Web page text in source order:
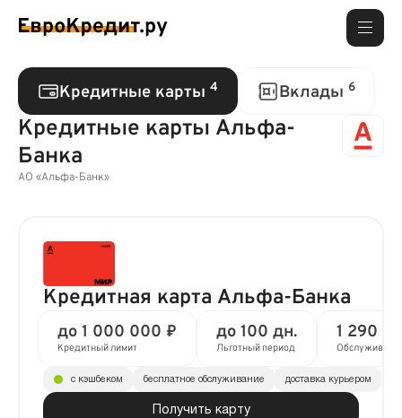
Кредитные карты 4 Вклады 6
Кредитные карты Альфа-
Банка
АО «Альфа-Банк»
Кредитная карта Альфа-Банка
до 1 000 000 ₽
Кредитный лимит
до 100 дн.
Льготный период
1 290 ₽
Получить карту
с кэшбеком бесплатное обслуживание доставка курьером